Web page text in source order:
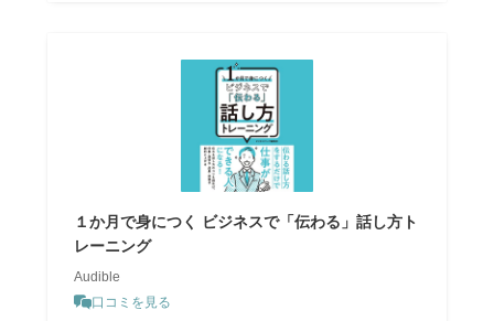
１か月で身につく ビジネスで「伝わる」話し方ト
レーニング
Audible
口コミを見る